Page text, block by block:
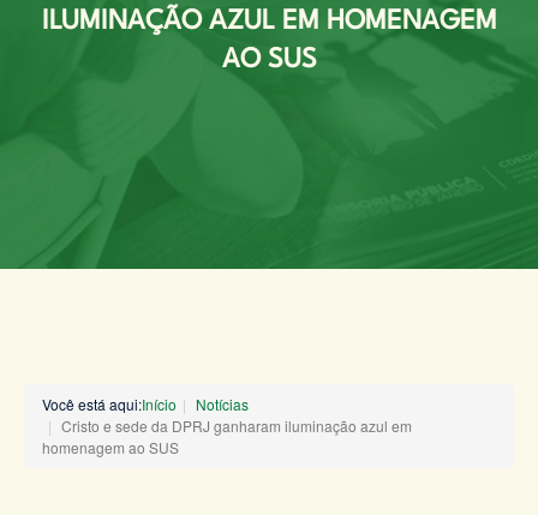
ILUMINAÇÃO AZUL EM HOMENAGEM
AO SUS
Você está aqui:Início
Notícias
Cristo e sede da DPRJ ganharam iluminação azul em
homenagem ao SUS